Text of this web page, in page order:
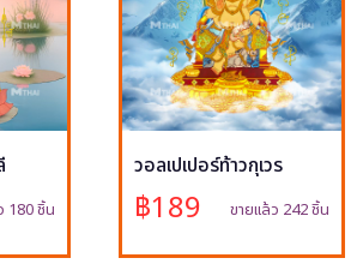
180 ชิ้น
วอลเปเปอร์ท้าวกุเวร
฿189 ขายแล้ว 242 ชิ้น